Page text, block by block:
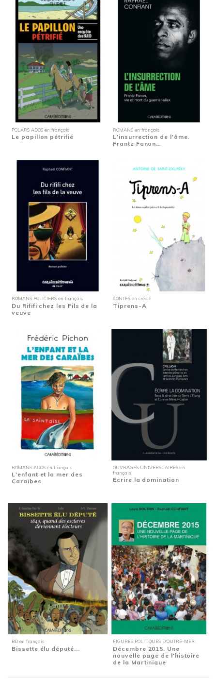
POLARS ADOS en français
Le papillon pétrifié
ROMANS en français
L'insurrection de l'âme.
Frantz Fanon…
ROMANS POLICIERS en français
Du Rififi chez les Fils de la
veuve
CONTES en créole
Tiprens-A
ROMANS ADOS en français
L'enfant et la mer des
Caraïbes
OUVRAGES UNIVERSITAIRES en
français
Ecrire la domination
BD en français
Bissette élu député...
FIGURES POLITIQUES D'OUTRE-MER
Décembre 2015. Une
nouvelle page de l'histoire
de la Martinique